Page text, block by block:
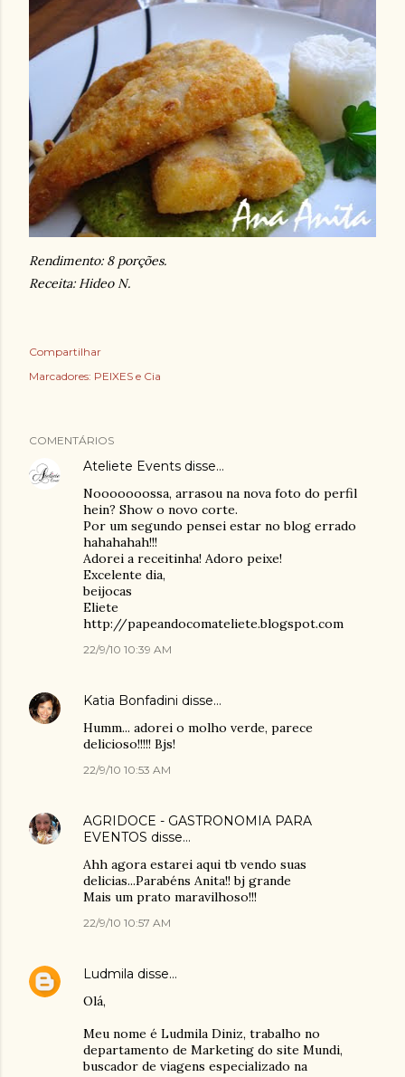
Rendimento: 8 porções.
Receita: Hideo N.
Compartilhar
Marcadores: PEIXES e Cia
COMENTÁRIOS
Ateliete Events disse…
Nooooooossa, arrasou na nova foto do perfil
hein? Show o novo corte.
Por um segundo pensei estar no blog errado
hahahahah!!!
Adorei a receitinha! Adoro peixe!
Excelente dia,
beijocas
Eliete
http://papeandocomateliete.blogspot.com
22/9/10 10:39 AM
Katia Bonfadini disse…
Humm... adorei o molho verde, parece
delicioso!!!!! Bjs!
22/9/10 10:53 AM
AGRIDOCE - GASTRONOMIA PARA
EVENTOS disse…
Ahh agora estarei aqui tb vendo suas
delicias...Parabéns Anita!! bj grande
Mais um prato maravilhoso!!!
22/9/10 10:57 AM
Ludmila disse…
Olá,
Meu nome é Ludmila Diniz, trabalho no
departamento de Marketing do site Mundi,
buscador de viagens especializado na